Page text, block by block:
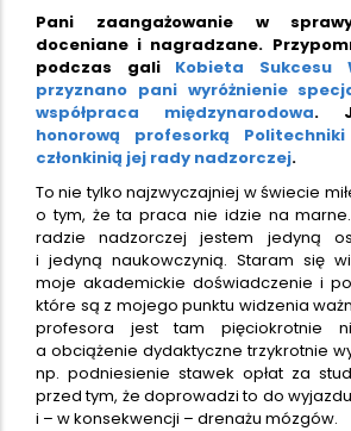
Pani zaangażowanie w
doceniane i nagradzane.
podczas gali Kobieta Sukcesu
przyznano pani wyróżnienie
współpraca międzynarodowa.
honorową profesorką
członkinią jej rady nadzorczej.
To nie tylko najzwyczajniej w świecie
o tym, że ta praca nie idzie na
radzie nadzorczej jestem jedyną
i jedyną naukowczynią. Staram się
moje akademickie doświadczenie i
które są z mojego punktu widzenia
profesora jest tam pięciokrotnie
a obciążenie dydaktyczne trzykrotnie
np. podniesienie stawek opłat za
przed tym, że doprowadzi to do
i – w konsekwencji – drenażu mózgów.